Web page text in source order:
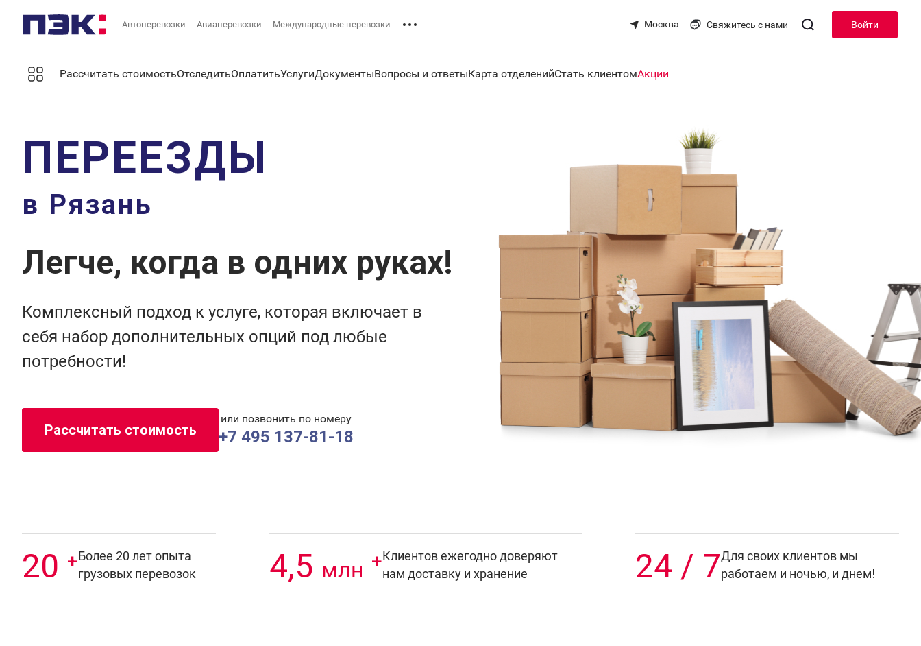
Автоперевозки Авиаперевозки Международные перевозки Москва Свяжитесь с нами Войти
Рассчитать стоимостьОтследитьОплатитьУслугиДокументыВопросы и ответыКарта отделенийСтать клиентомАкции
ПЕРЕЕЗДЫ
в Рязань
Легче, когда в одних руках!
Комплексный подход к услуге, которая включает в
себя набор дополнительных опций под любые
потребности!
Рассчитать стоимость
или позвонить по номеру
+7 495 137-81-18
20 +Более 20 лет опыта
грузовых перевозок
4,5 млн +Клиентов ежегодно доверяют
нам доставку и хранение
24 / 7Для своих клиентов мы
работаем и ночью, и днем!